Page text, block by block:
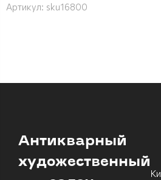
Артикул: sku16800
Антикварный
художественный